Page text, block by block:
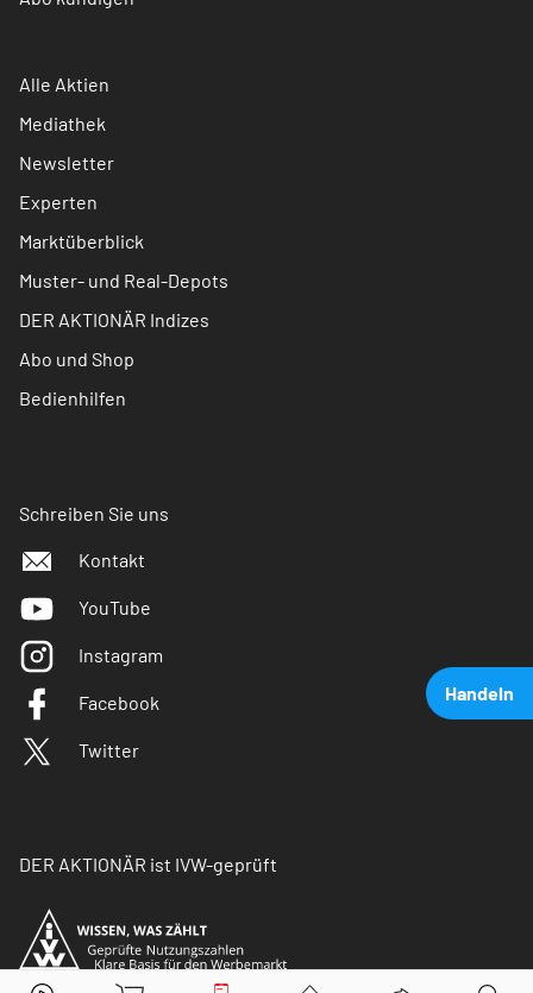
Handeln
Alle Aktien
Mediathek
Newsletter
Experten
Marktüberblick
Muster- und Real-Depots
DER AKTIONÄR Indizes
Abo und Shop
Bedienhilfen
Schreiben Sie uns
Kontakt
YouTube
Instagram
Facebook
Twitter
DER AKTIONÄR ist IVW-geprüft